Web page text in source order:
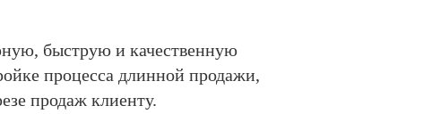
быструю и качественную
процесса длинной продажи,
продаж клиенту.